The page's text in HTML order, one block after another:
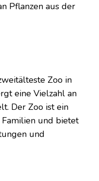
Pflanzen aus der
Zoo in
eine Vielzahl an
Der Zoo ist ein
und bietet
und